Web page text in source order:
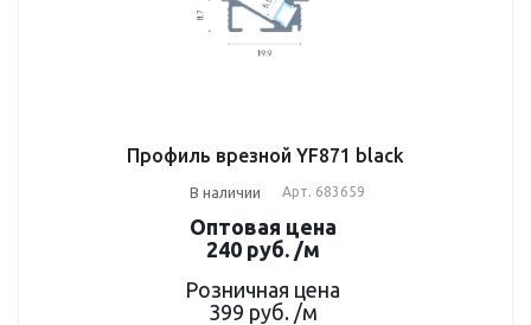
Профиль врезной YF871 black
В наличии Арт. 683659
Оптовая цена
240 руб./м
Розничная цена
399 руб. /м